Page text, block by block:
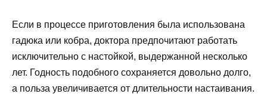
Если в процессе приготовления была использована
гадюка или кобра, доктора предпочитают работать
исключительно с настойкой, выдержанной несколько
лет. Годность подобного сохраняется довольно долго,
а польза увеличивается от длительности настаивания.